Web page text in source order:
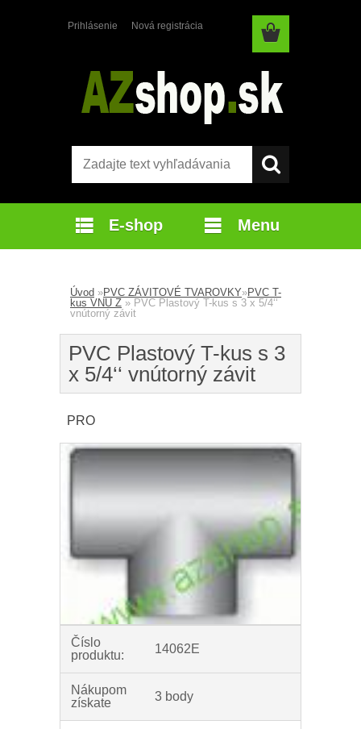
Prihlásenie Nová registrácia
E-shop Menu
Úvod »PVC ZÁVITOVÉ TVAROVKY»PVC T-
kus VNU Z » PVC Plastový T-kus s 3 x 5/4‘‘
vnútorný závit
PVC Plastový T-kus s 3
x 5/4‘‘ vnútorný závit
PRO
Číslo
produktu:
14062E
Nákupom
získate
3 body